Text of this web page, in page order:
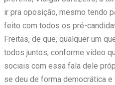
ir pra oposição, mesmo tendo
feito com todos os pré-
Freitas, de que, qualquer um
todos juntos, conforme vídeo
sociais com essa fala dele
se deu de forma democrática